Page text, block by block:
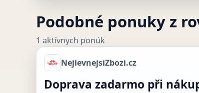
Podobné ponuky z
1 aktívnych ponúk
NejlevnejsiZbozi.cz
Doprava zadarmo při